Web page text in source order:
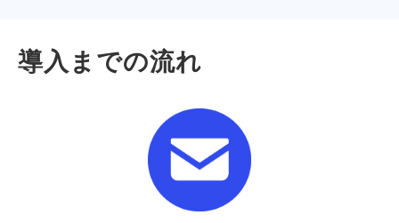
導入までの流れ